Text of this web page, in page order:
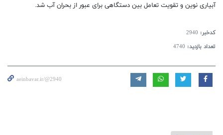
آبیاری نوین و تقویت تعامل بین دستگاهی برای عبور از بحران آب شد.
کدخبر: 2940
تعداد بازدید: 4740
aeinbavar.ir/@2940